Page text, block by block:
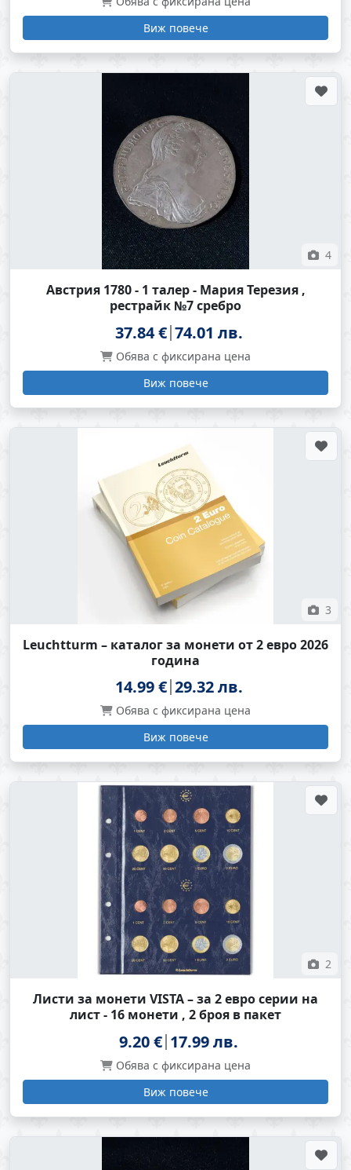
Виж повече
4
Австрия 1780 - 1 талер - Мария Терезия ,
рестрайк №7 сребро
37.84 € 74.01 лв.
Обява с фиксирана цена
Виж повече
3
Leuchtturm – каталог за монети от 2 евро 2026
година
14.99 € 29.32 лв.
Обява с фиксирана цена
Виж повече
2
Листи за монети VISTA – за 2 евро серии на
лист - 16 монети , 2 броя в пакет
9.20 € 17.99 лв.
Обява с фиксирана цена
Виж повече